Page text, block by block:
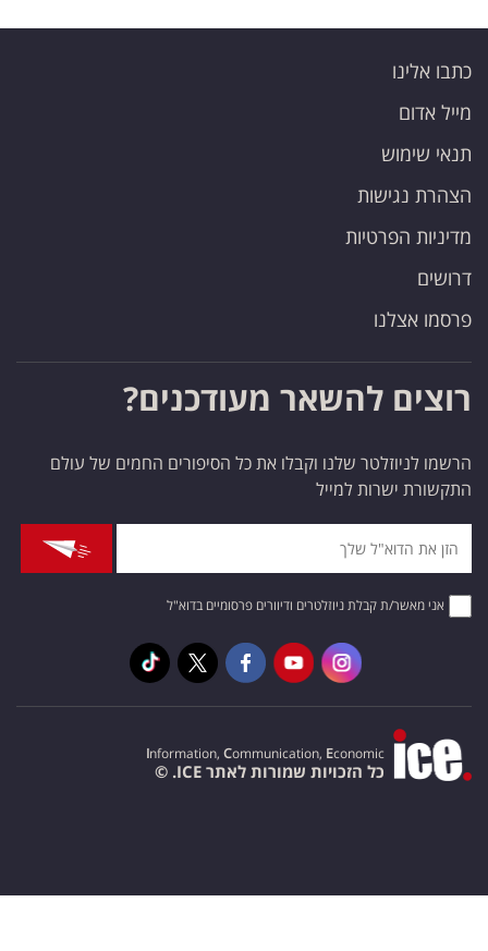
כתבו אלינו
מייל אדום
תנאי שימוש
הצהרת נגישות
מדיניות הפרטיות
דרושים
פרסמו אצלנו
רוצים להשאר מעודכנים?
הרשמו לניוזלטר שלנו וקבלו את כל הסיפורים החמים של עולם
התקשורת ישרות למייל
אני מאשר/ת קבלת ניוזלטרים ודיוורים פרסומיים בדוא"ל
Information, Communication, Economic
כל הזכויות שמורות לאתר ICE. ©